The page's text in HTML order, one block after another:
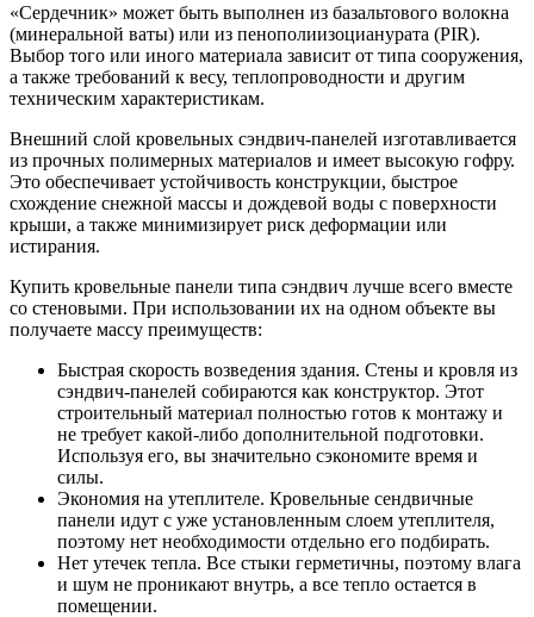
«Сердечник» может быть выполнен из базальтового волокна
(минеральной ваты) или из пенополиизоцианурата (PIR).
Выбор того или иного материала зависит от типа сооружения,
а также требований к весу, теплопроводности и другим
техническим характеристикам.
Внешний слой кровельных сэндвич-панелей изготавливается
из прочных полимерных материалов и имеет высокую гофру.
Это обеспечивает устойчивость конструкции, быстрое
схождение снежной массы и дождевой воды с поверхности
крыши, а также минимизирует риск деформации или
истирания.
Купить кровельные панели типа сэндвич лучше всего вместе
со стеновыми. При использовании их на одном объекте вы
получаете массу преимуществ:
Быстрая скорость возведения здания. Стены и кровля из
сэндвич-панелей собираются как конструктор. Этот
строительный материал полностью готов к монтажу и
не требует какой-либо дополнительной подготовки.
Используя его, вы значительно сэкономите время и
силы.
Экономия на утеплителе. Кровельные сендвичные
панели идут с уже установленным слоем утеплителя,
поэтому нет необходимости отдельно его подбирать.
Нет утечек тепла. Все стыки герметичны, поэтому влага
и шум не проникают внутрь, а все тепло остается в
помещении.